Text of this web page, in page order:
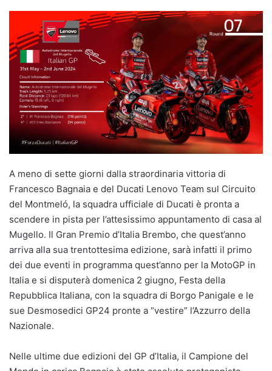
A meno di sette giorni dalla straordinaria vittoria di
Francesco Bagnaia e del Ducati Lenovo Team sul Circuito
del Montmeló, la squadra ufficiale di Ducati è pronta a
scendere in pista per l’attesissimo appuntamento di casa al
Mugello. Il Gran Premio d’Italia Brembo, che quest’anno
arriva alla sua trentottesima edizione, sarà infatti il primo
dei due eventi in programma quest’anno per la MotoGP in
Italia e si disputerà domenica 2 giugno, Festa della
Repubblica Italiana, con la squadra di Borgo Panigale e le
sue Desmosedici GP24 pronte a “vestire” l’Azzurro della
Nazionale.
Nelle ultime due edizioni del GP d’Italia, il Campione del